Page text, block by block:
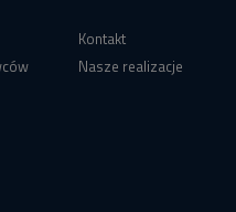
Kontakt
Nasze realizacje